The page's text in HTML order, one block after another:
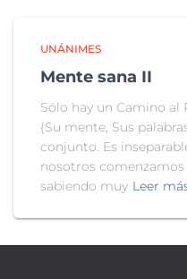
UNÁNIMES
Mente sana II
Sólo hay un Camino al
(Su mente, Sus
conjunto. Es
nosotros
sabiendo muy Leer